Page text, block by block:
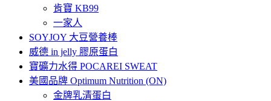
肯寶 KB99
一家人
SOYJOY 大豆營養棒
威德 in jelly 膠原蛋白
寶礦力水得 POCAREI SWEAT
美國品牌 Optimum Nutrition (ON)
金牌乳清蛋白